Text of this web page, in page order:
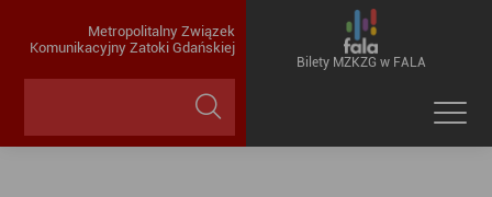
Metropolitalny Związek
Komunikacyjny Zatoki Gdańskiej
Bilety MZKZG w FALA